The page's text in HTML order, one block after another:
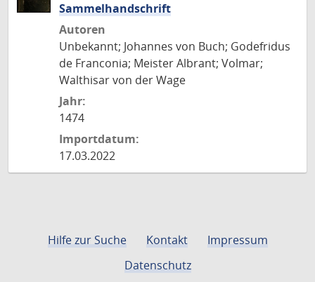
Sammelhandschrift
Autoren
Unbekannt; Johannes von Buch; Godefridus
de Franconia; Meister Albrant; Volmar;
Walthisar von der Wage
Jahr:
1474
Importdatum:
17.03.2022
Hilfe zur Suche Kontakt
Impressum
Datenschutz